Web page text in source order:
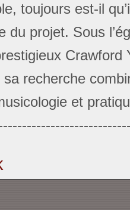
toujours est-il
du projet. Sous
Crawford
sa recherche
et